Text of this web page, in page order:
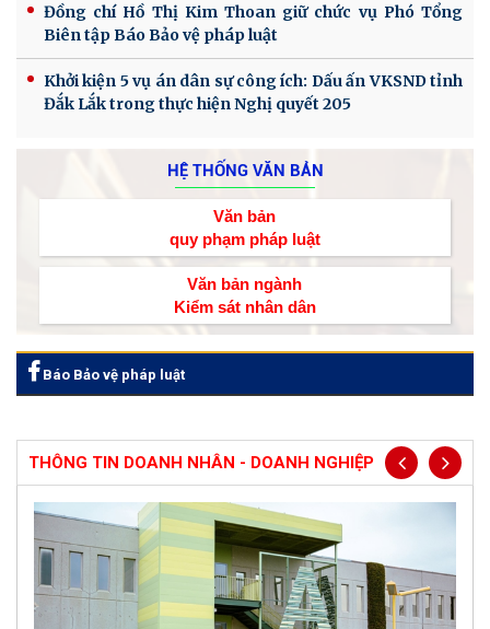
Đồng chí Hồ Thị Kim Thoan giữ chức vụ Phó Tổng
Biên tập Báo Bảo vệ pháp luật
Khởi kiện 5 vụ án dân sự công ích: Dấu ấn VKSND tỉnh
Đắk Lắk trong thực hiện Nghị quyết 205
HỆ THỐNG VĂN BẢN
Văn bản
quy phạm pháp luật
Văn bản ngành
Kiểm sát nhân dân
Báo Bảo vệ pháp luật
THÔNG TIN DOANH NHÂN - DOANH NGHIỆP